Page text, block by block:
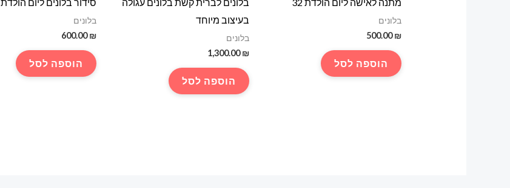
בלונים
500.00₪
הוספה לסל
בעיצוב מיוחד
בלונים
1,300.00₪
הוספה לסל
בלונים
600.00₪
הוספה לסל